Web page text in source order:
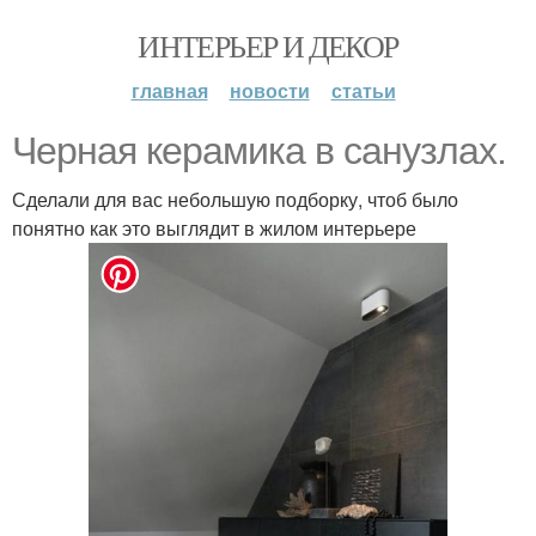
ИНТЕРЬЕР И ДЕКОР
главная новости статьи
Черная керамика в санузлах.
Сделали для вас небольшую подборку, чтоб было
понятно как это выглядит в жилом интерьере